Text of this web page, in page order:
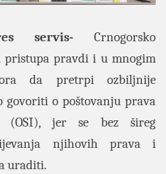
servis- Crnogorsko
pristupa pravdi i u mnogim
da pretrpi ozbiljnije
govoriti o poštovanju prava
(OSI), jer se bez šireg
njihovih prava i
uraditi.